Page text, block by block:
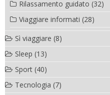
Rilassamento guidato (32)
Viaggiare informati (28)
Sì viaggiare (8)
Sleep (13)
Sport (40)
Tecnologia (7)